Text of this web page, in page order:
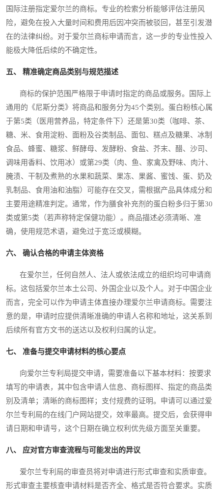
国际注册指定爱尔兰的商标。专业的检索分析能够评估注册风
险，避免在投入大量时间和费用后因冲突而被驳回，甚至引发潜
在的法律纠纷。对于爱尔兰商标申请而言，这一步的专业性投入
能极大降低后续的不确定性。
五、 精准确定商品类别与规范描述
商标的保护范围严格限于申请时指定的商品或服务。国际上
通用的《尼斯分类》将商品和服务分为45个类别。蛋白粉核心属
于第5类（医用营养品，特定条件下）还是第30类（咖啡、茶、
糖、米、食用淀粉、面粉及谷类制品、面包、糕点及糖果、冰制
食品、蜂蜜、糖浆、鲜酵母、发酵粉、食盐、芥末、醋、沙司、
调味用香料、饮用冰）或第29类（肉、鱼、家禽及野味、肉汁、
腌渍、干制及煮熟的水果和蔬菜、果冻、果酱、蜜饯、蛋、奶及
乳制品、食用油和油脂）可能存在交叉，需根据产品具体成分和
主要用途精准判定。通常，作为膳食补充剂的蛋白粉多归于第30
类或第5类（若声称特定保健功能）。商品描述必须清晰、准
确，使用规范术语，避免过于宽泛或模糊。
六、 确认合格的申请主体资格
在爱尔兰，任何自然人、法人或依法成立的组织均可申请商
标。这包括爱尔兰本土公司、外国企业以及个人。对于中国企业
而言，完全可以作为申请主体直接办理爱尔兰申请商标。需要注
意的是，申请时应提供清晰准确的申请人名称和地址，这关系到
后续所有官方文书的送达以及权利归属的认定。
七、 准备与提交申请材料的核心要点
向爱尔兰专利局提交申请，需要准备以下基本材料：按要求
填写的申请表，其中包含申请人信息、商标图样、指定的商品类
别及清单；清晰的商标图样；支付规费的证明。申请可以通过爱
尔兰专利局的在线门户网站提交，效率最高。提交后，会获得申
请日期和申请号，这个日期在确立权利优先级方面至关重要。
八、 应对官方审查流程与可能发出的异议
爱尔兰专利局的审查员将对申请进行形式审查和实质审查。
形式审查主要核查申请材料是否齐全、格式是否符合要求。实质